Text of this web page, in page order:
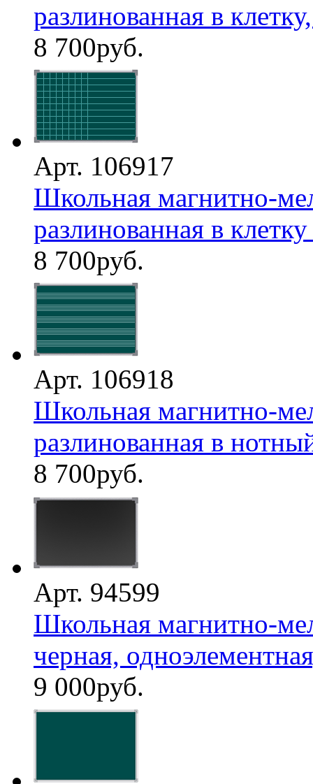
разлинованная в
8 700руб.
Арт. 106917
Школьная магнитно-
разлинованная в
8 700руб.
Арт. 106918
Школьная магнитно-
разлинованная в
8 700руб.
Арт. 94599
Школьная магнитно-
черная,
9 000руб.